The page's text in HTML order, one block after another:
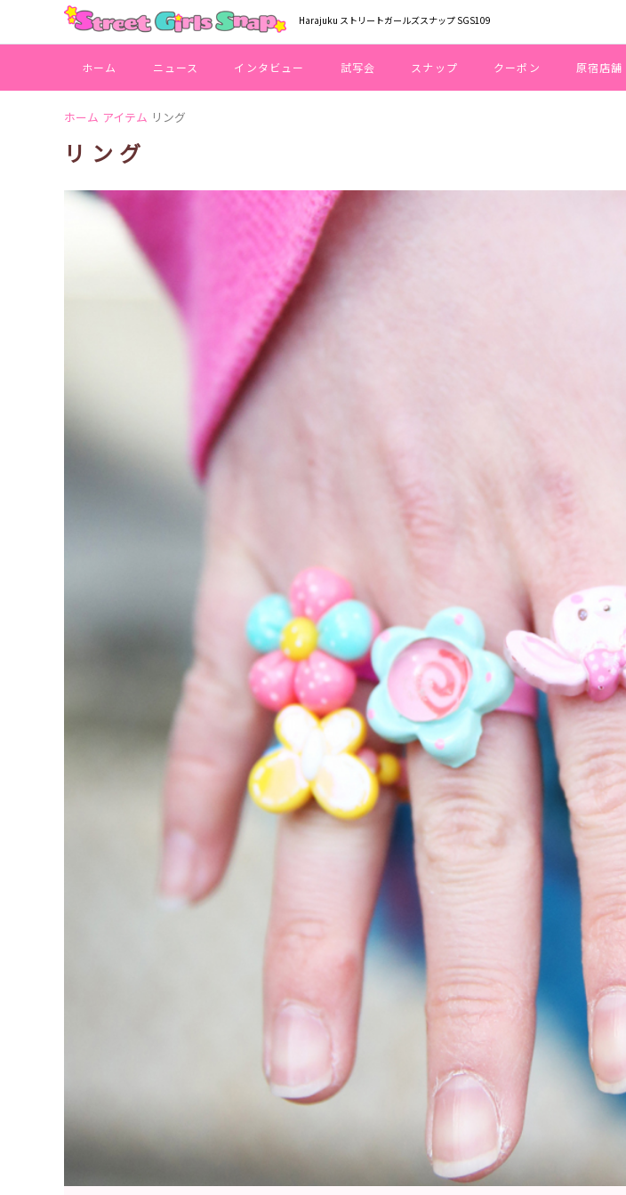
Harajuku ストリートガールズスナップ SGS109
ホーム ニュース インタビュー 試写会 スナップ クーポン 原宿店舗
ホーム アイテム リング
リング